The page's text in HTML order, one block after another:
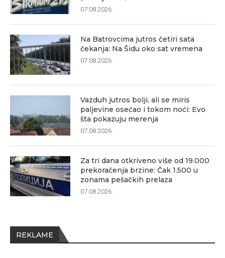
07.08.2026.
Na Batrovcima jutros četiri sata
čekanja: Na Šidu oko sat vremena
07.08.2026.
Vazduh jutros bolji, ali se miris
paljevine osećao i tokom noći: Evo
šta pokazuju merenja
07.08.2026.
Za tri dana otkriveno više od 19.000
prekoračenja brzine: Čak 1.500 u
zonama pešačkih prelaza
07.08.2026.
REKLAME